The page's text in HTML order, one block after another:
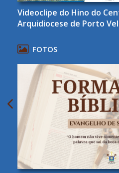
Videoclipe do Hino do
Arquidiocese de Porto
FOTOS